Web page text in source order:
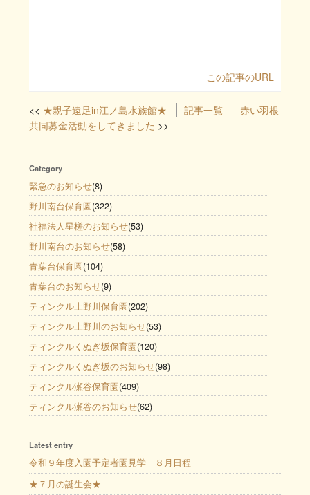
この記事のURL
★親子遠足in江ノ島水族館★ 記事一覧
赤い羽根
共同募金活動をしてきました
Category
緊急のお知らせ(8)
野川南台保育園(322)
社福法人星槎のお知らせ(53)
野川南台のお知らせ(58)
青葉台保育園(104)
青葉台のお知らせ(9)
ティンクル上野川保育園(202)
ティンクル上野川のお知らせ(53)
ティンクルくぬぎ坂保育園(120)
ティンクルくぬぎ坂のお知らせ(98)
ティンクル瀬谷保育園(409)
ティンクル瀬谷のお知らせ(62)
Latest entry
令和９年度入園予定者園見学 ８月日程
★７月の誕生会★